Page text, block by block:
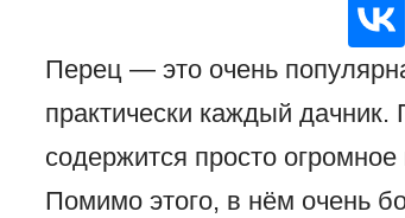
Перец — это очень
практически каждый
содержится просто
Помимо этого, в нём очень